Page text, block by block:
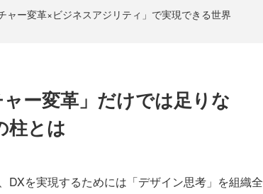
ャー変革×ビジネスアジリティ」で実現できる世界
ー変革」だけでは足りな
柱とは
DXを実現するためには「デザイン思考」を組織全